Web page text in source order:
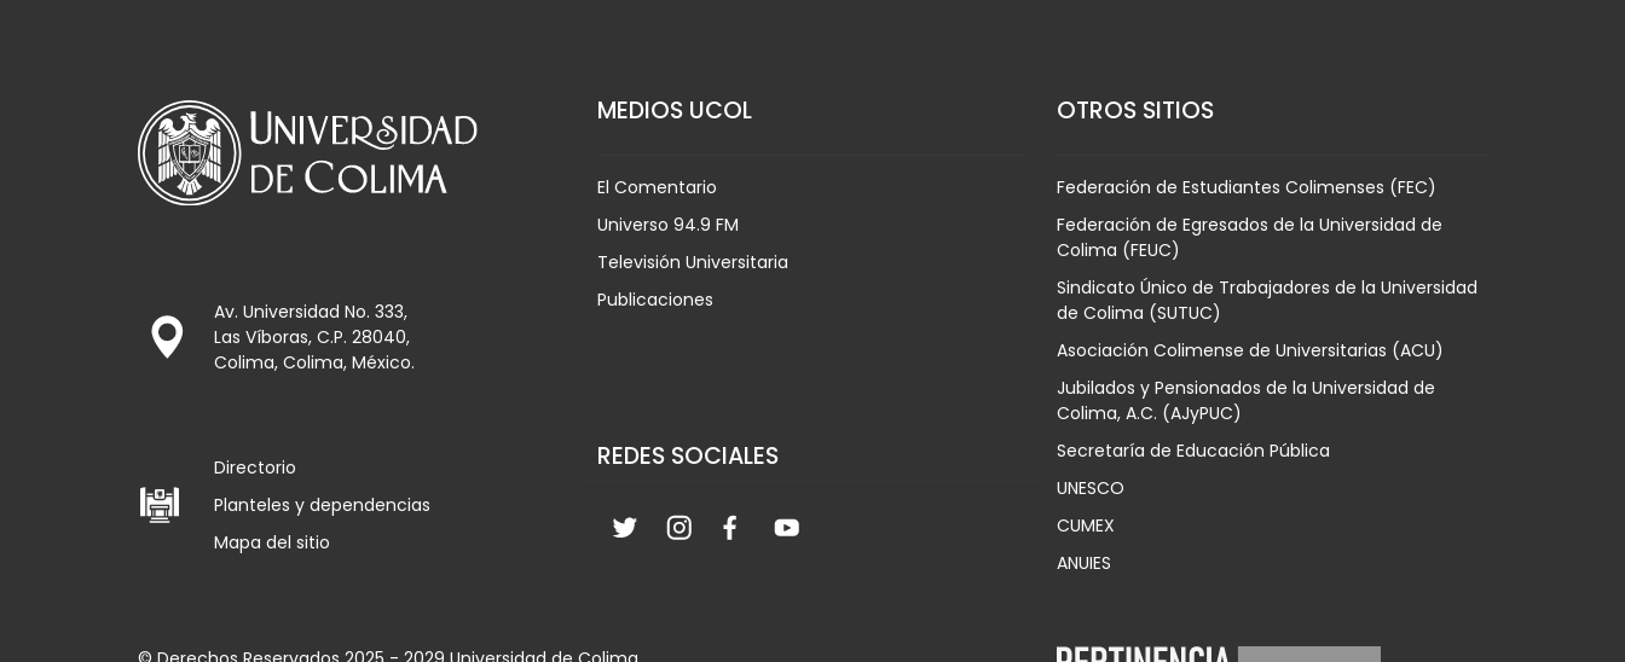
Av. Universidad No. 333,
Las Víboras, C.P. 28040,
Colima, Colima, México.
Directorio
Planteles y dependencias
Mapa del sitio
MEDIOS UCOL
El Comentario
Universo 94.9 FM
Televisión Universitaria
Publicaciones
REDES SOCIALES
OTROS SITIOS
Federación de Estudiantes Colimenses (FEC)
Federación de Egresados de la Universidad de
Colima (FEUC)
Sindicato Único de Trabajadores de la Universidad
de Colima (SUTUC)
Asociación Colimense de Universitarias (ACU)
Jubilados y Pensionados de la Universidad de
Colima, A.C. (AJyPUC)
Secretaría de Educación Pública
UNESCO
CUMEX
ANUIES